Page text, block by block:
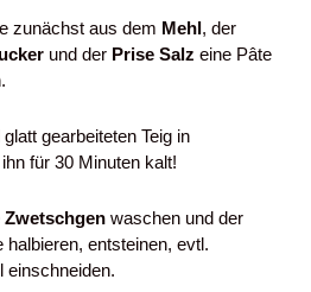
zunächst aus dem Mehl, der
und der Prise Salz eine Pâte
gearbeiteten Teig in
für 30 Minuten kalt!
Zwetschgen waschen und der
halbieren, entsteinen, evtl.
einschneiden.